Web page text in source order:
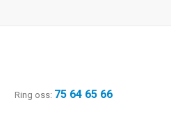
Ring oss: 75 64 65 66